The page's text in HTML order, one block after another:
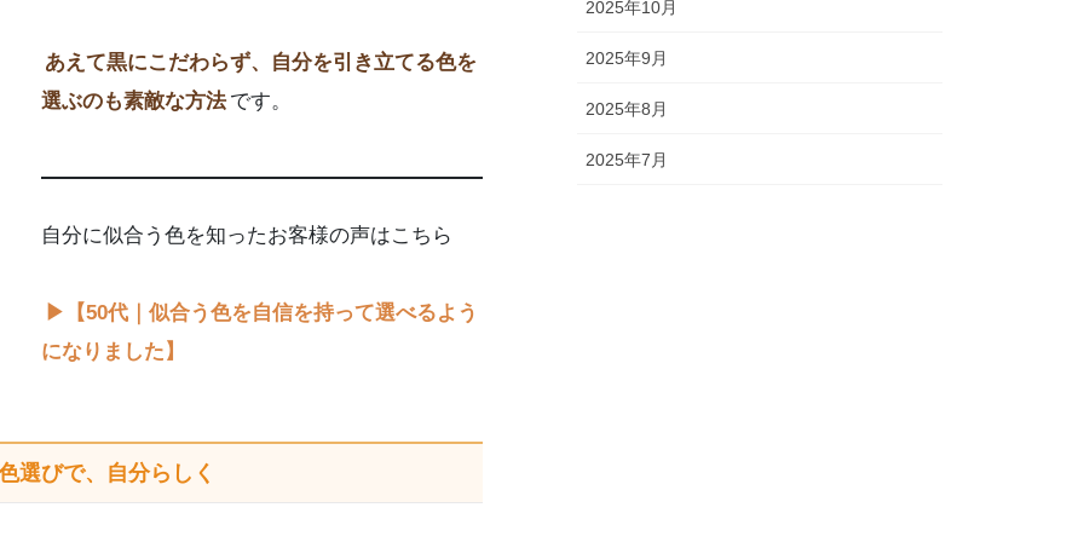
あえて黒にこだわらず、自分を引き立てる色を
選ぶのも素敵な方法 です。
自分に似合う色を知ったお客様の声はこちら
▶【50代｜似合う色を自信を持って選べるよう
になりました】
選びで、 自分らしく
2025年10月
2025年9月
2025年8月
2025年7月